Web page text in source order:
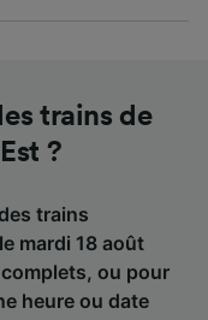
trains de
?
trains
mardi 18 août
ou pour
heure ou date